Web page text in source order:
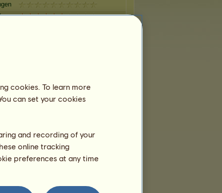
cookies. To learn more
can set your cookies
and recording of your
online tracking
preferences at any time